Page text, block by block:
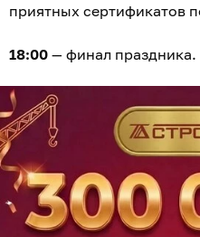
приятных сертификатов
18:00 — финал праздника.